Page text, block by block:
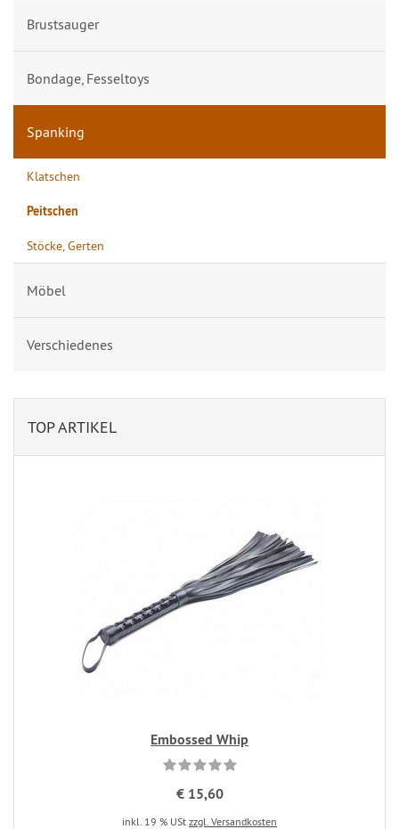
Brustsauger
Bondage, Fesseltoys
Spanking
Klatschen
Peitschen
Stöcke, Gerten
Möbel
Verschiedenes
TOP ARTIKEL
Embossed Whip
€ 15,60
inkl. 19 % USt zzgl. Versandkosten